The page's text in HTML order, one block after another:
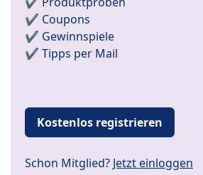
✔️ Coupons
✔️ Gewinnspiele
✔️ Tipps per Mail
Kostenlos registrieren
Schon Mitglied? Jetzt einloggen